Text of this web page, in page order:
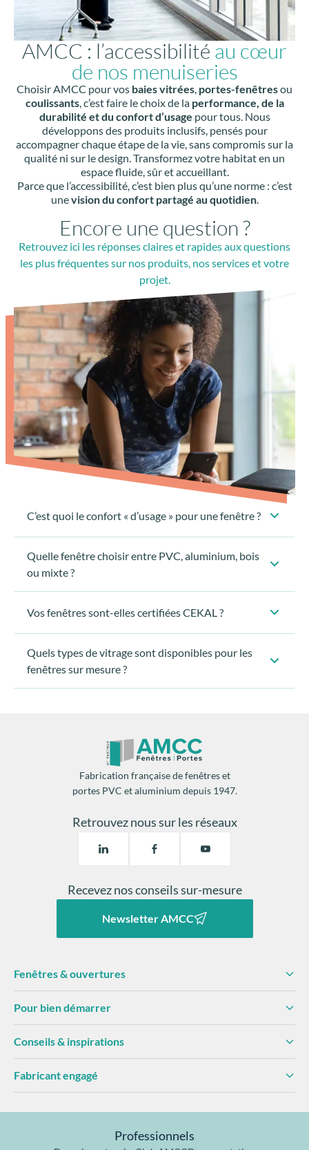
AMCC : l’accessibilité au cœur
de nos menuiseries
Choisir AMCC pour vos baies vitrées, portes-fenêtresou
coulissants, c’est faire le choix de la performance, de la
durabilité et du confort d’usage pour tous. Nous
développons des produits inclusifs, pensés pour
accompagner chaque étape de la vie, sans compromis sur la
qualité ni sur le design. Transformez votre habitat en un
espace fluide, sûr et accueillant.
Parce que l’accessibilité, c’est bien plus qu’une norme : c’est
unevision du confort partagé au quotidien.
Encore une question ?
Retrouvez ici les réponses claires et rapides aux questions
les plus fréquentes sur nos produits, nos services et votre
projet.
C’est quoi le confort « d’usage » pour une fenêtre ?
En résumé : plus de gestes simples, plus de
sécurité, plus de tranquillité et un usage naturel,
fenêtre.
Quelle fenêtre choisir entre PVC, aluminium, bois
ou mixte ?
Vos fenêtres sont-elles certifiées CEKAL ?
Quels types de vitrage sont disponibles pour les
fenêtres sur mesure ?
Le vitrage phonique ou acoustique
Le vitrage sécurité (ou feuilleté)
Les vitrages décoratifs
Fabrication française de fenêtres et
portes PVC et aluminium depuis 1947.
Retrouvez nous sur les réseaux
Recevez nos conseils sur-mesure
Newsletter AMCC
Fenêtres & ouvertures
Pour bien démarrer
Conseils & inspirations
Fabricant engagé
Professionnels